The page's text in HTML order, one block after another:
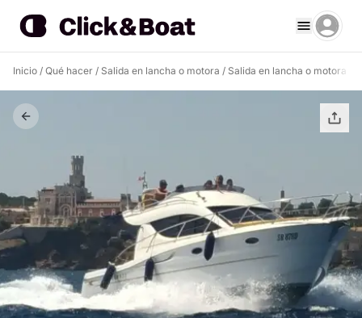
Inicio / Qué hacer / Salida en lancha o motora / Salida en lancha o motora